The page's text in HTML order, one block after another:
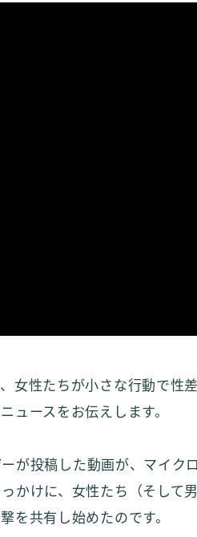
女性たちが小さな行動で性
ュースをお伝えします。
が投稿した動画が、マイク
かけに、女性たち（そして
を共有し始めたのです。